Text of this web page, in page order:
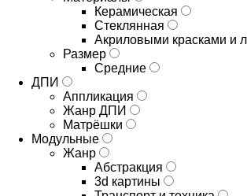
Керамическая
Стеклянная
Акриловыми красками и
Размер
Средние
ДПИ
Аппликация
Жанр ДПИ
Матрёшки
Модульные
Жанр
Абстракция
3d картины